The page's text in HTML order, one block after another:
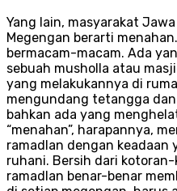
Yang lain, masyarakat
Megengan berarti
bermacam-macam. Ada
sebuah musholla atau
yang melakukannya di
mengundang tetangga
bahkan ada yang
“menahan”, harapannya,
ramadlan dengan keadaan
ruhani. Bersih dari
ramadlan benar-benar